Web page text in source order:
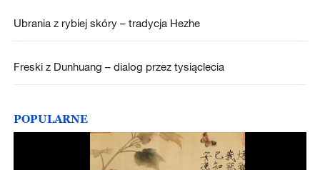
Ubrania z rybiej skóry – tradycja Hezhe
Freski z Dunhuang – dialog przez tysiąclecia
POPULARNE